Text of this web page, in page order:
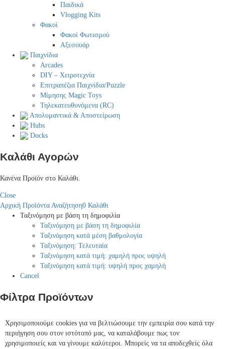
Παιδικά
Vlogging Kits
Φακοί
Φακοί Φωτισμού
Αξεσουάρ
Παιχνίδια
Arcades
DIY – Χειροτεχνία
Επιτραπέζια Παιχνίδια/Puzzle
Μίμησης Magic Toys
Τηλεκατευθυνόμενα (RC)
Απολυμαντικά & Αποστείρωση
Hubs
Docks
Καλάθι Αγορών
Κανένα Προϊόν στο Καλάθι.
Close
Αρχική Προϊόντα Αναζήτηση0 Καλάθι
Ταξινόμηση με βάση τη δημοφιλία
Ταξινόμηση με βάση τη δημοφιλία
Ταξινόμηση κατά μέση βαθμολογία
Ταξινόμηση: Τελευταία
Ταξινόμηση κατά τιμή: χαμηλή προς υψηλή
Ταξινόμηση κατά τιμή: υψηλή προς χαμηλή
Cancel
Φίλτρα Προϊόντων
Χρησιμοποιούμε cookies για να βελτιώσουμε την εμπειρία σου κατά την
περιήγηση σου στον ιστότοπό μας, να καταλάβουμε πως τον
χρησιμοποιείς και να γίνουμε καλύτεροι. Μπορείς να τα αποδεχθείς όλα